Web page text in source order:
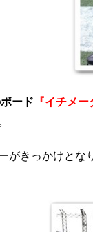
ード 『イチメー
がきっかけとな